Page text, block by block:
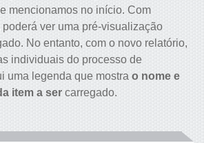
mencionamos no início. Com
ver uma pré-visualização
No entanto, com o novo relatório,
individuais do processo de
uma legenda que mostra o nome e
item a ser carregado.